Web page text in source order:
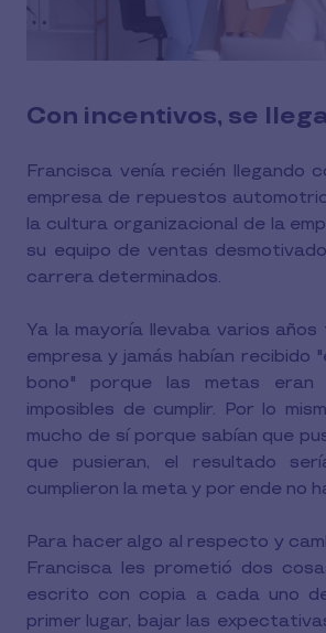
Con incentivos, se
Francisca venía recién llegando
empresa de repuestos
la cultura organizacional de la
su equipo de ventas
carrera determinados.
Ya la mayoría llevaba varios
empresa y jamás habían recibido
bono" porque las metas
imposibles de cumplir. Por lo
mucho de sí porque sabían que
que pusieran, el resultado
cumplieron la meta y por ende no
Para hacer algo al respecto y
Francisca les prometió dos
escrito con copia a cada uno
primer lugar, bajar las